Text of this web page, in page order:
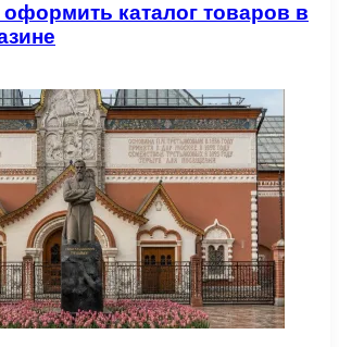
оформить каталог товаров в